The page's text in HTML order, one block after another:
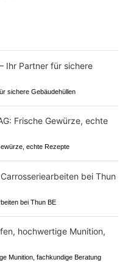
sichere Gebäudehüllen
echte Rezepte
bei Thun BE
Munition, fachkundige Beratung